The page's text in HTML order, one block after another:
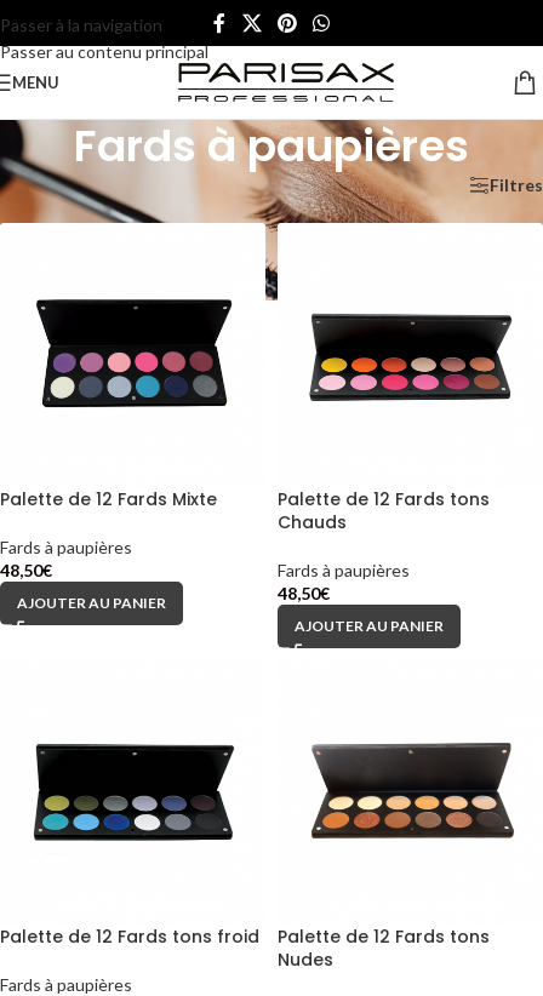
Passer à la navigation
Passer au contenu principal
MENU
Fards à paupières
Accueil/Yeux Filtres
Palette de 12 Fards Mixte
Fards à paupières
48,50€
AJOUTER AU PANIER
Palette de 12 Fards tons
Chauds
Fards à paupières
48,50€
AJOUTER AU PANIER
Palette de 12 Fards tons froid
Fards à paupières
Palette de 12 Fards tons
Nudes